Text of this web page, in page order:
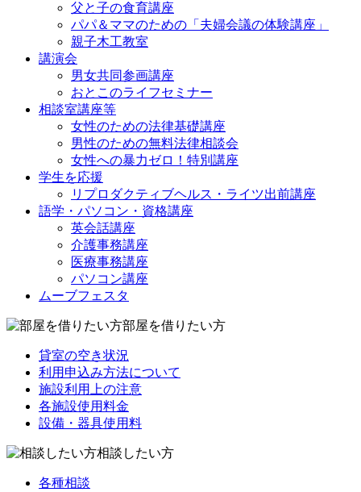
父と子の食育講座
パパ＆ママのための「夫婦会議の体験講座」
親子木工教室
講演会
男女共同参画講座
おとこのライフセミナー
相談室講座等
女性のための法律基礎講座
男性のための無料法律相談会
女性への暴力ゼロ！特別講座
学生を応援
リプロダクティブヘルス・ライツ出前講座
語学・パソコン・資格講座
英会話講座
介護事務講座
医療事務講座
パソコン講座
ムーブフェスタ
部屋を借りたい方
貸室の空き状況
利用申込み方法について
施設利用上の注意
各施設使用料金
設備・器具使用料
相談したい方
各種相談